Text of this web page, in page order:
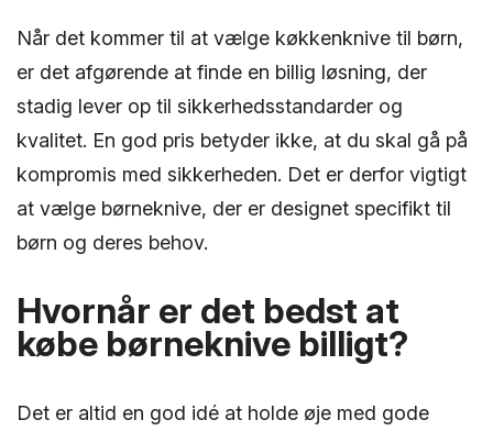
Når det kommer til at vælge køkkenknive til børn,
er det afgørende at finde en billig løsning, der
stadig lever op til sikkerhedsstandarder og
kvalitet. En god pris betyder ikke, at du skal gå på
kompromis med sikkerheden. Det er derfor vigtigt
at vælge børneknive, der er designet specifikt til
børn og deres behov.
Hvornår er det bedst at
købe børneknive billigt?
Det er altid en god idé at holde øje med gode